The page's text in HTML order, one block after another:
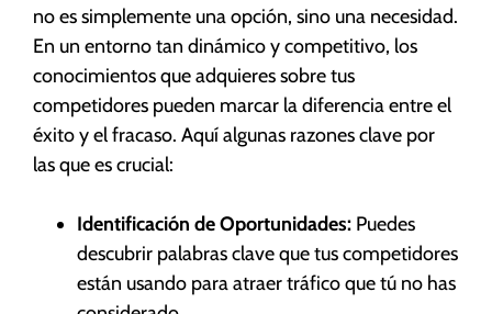
no es simplemente una opción, sino una necesidad.
En un entorno tan dinámico y competitivo, los
conocimientos que adquieres sobre tus
competidores pueden marcar la diferencia entre el
éxito y el fracaso. Aquí algunas razones clave por
las que es crucial:
Identificación de Oportunidades: Puedes
descubrir palabras clave que tus competidores
están usando para atraer tráfico que tú no has